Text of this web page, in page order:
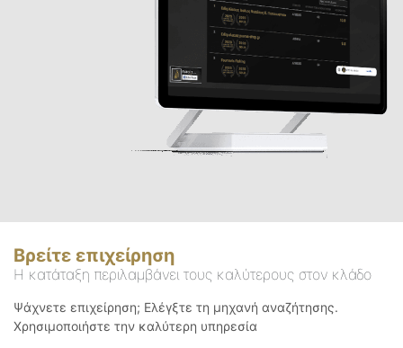
Βρείτε επιχείρηση
Η κατάταξη περιλαμβάνει τους καλύτερους στον κλάδο
Ψάχνετε επιχείρηση; Ελέγξτε τη μηχανή αναζήτησης.
Χρησιμοποιήστε την καλύτερη υπηρεσία